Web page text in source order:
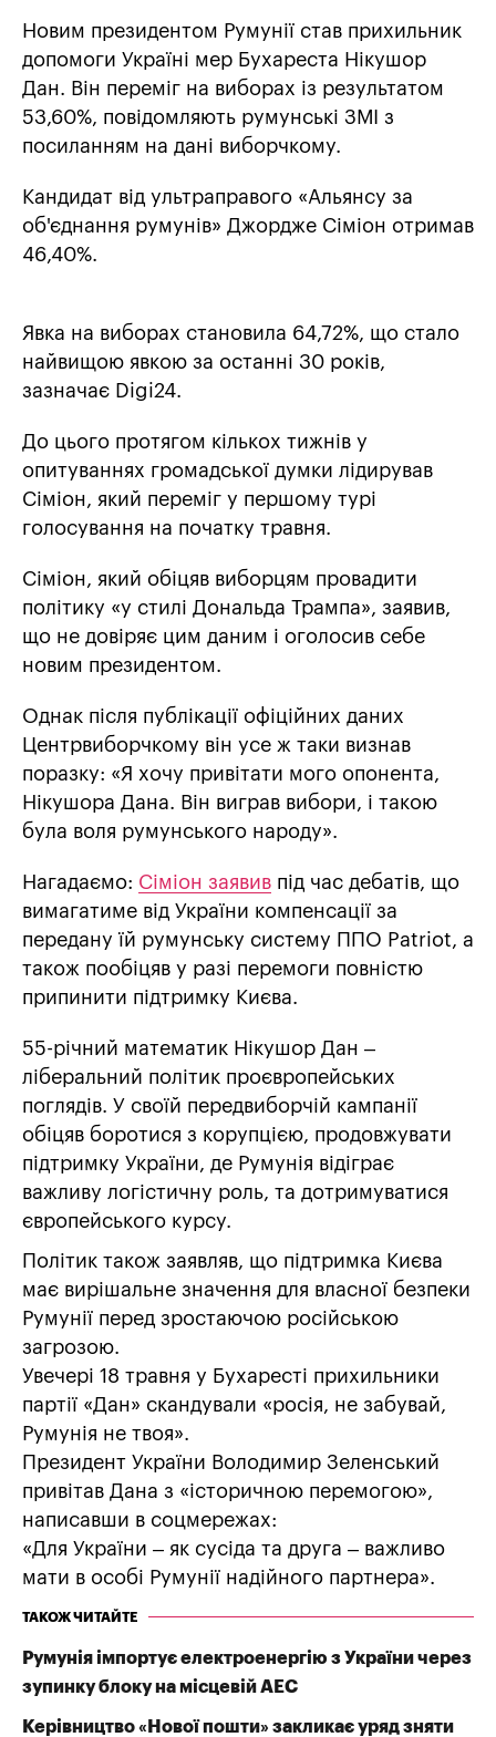
Новим президентом Румунії став прихильник
допомоги Україні мер Бухареста Нікушор
Дан. Він переміг на виборах із результатом
53,60%, повідомляють румунські ЗМІ з
посиланням на дані виборчкому.
Кандидат від ультраправого «Альянсу за
об'єднання румунів» Джордже Сіміон отримав
46,40%.
Явка на виборах становила 64,72%, що стало
найвищою явкою за останні 30 років,
зазначає Digi24.
До цього протягом кількох тижнів у
опитуваннях громадської думки лідирував
Сіміон, який переміг у першому турі
голосування на початку травня.
Сіміон, який обіцяв виборцям провадити
політику «у стилі Дональда Трампа», заявив,
що не довіряє цим даним і оголосив себе
новим президентом.
Однак після публікації офіційних даних
Центрвиборчкому він усе ж таки визнав
поразку: «Я хочу привітати мого опонента,
Нікушора Дана. Він виграв вибори, і такою
була воля румунського народу».
Нагадаємо: Сіміон заявив під час дебатів, що
вимагатиме від України компенсації за
передану їй румунську систему ППО Patriot, а
також пообіцяв у разі перемоги повністю
припинити підтримку Києва.
55-річний математик Нікушор Дан –
ліберальний політик проєвропейських
поглядів. У своїй передвиборчій кампанії
обіцяв боротися з корупцією, продовжувати
підтримку України, де Румунія відіграє
важливу логістичну роль, та дотримуватися
європейського курсу.
Політик також заявляв, що підтримка Києва
має вирішальне значення для власної безпеки
Румунії перед зростаючою російською
загрозою.
Увечері 18 травня у Бухаресті прихильники
партії «Дан» скандували «росія, не забувай,
Румунія не твоя».
Президент України Володимир Зеленський
привітав Дана з «історичною перемогою»,
написавши в соцмережах:
«Для України – як сусіда та друга – важливо
мати в особі Румунії надійного партнера».
ТАКОЖ ЧИТАЙТЕ
Румунія імпортує електроенергію з України через
зупинку блоку на місцевій АЕС
Керівництво «Нової пошти» закликає уряд зняти